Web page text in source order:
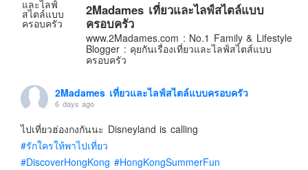
ไต้หวัน
อเมริกา
บทความครอบครัว
Beauty Review
2Madames เที่ยวและไลฟ์สไตล์แบบ
ครอบครัว
www.2Madames.com : No.1 Family & Lifestyle
Blogger : คุยกันเรื่องเที่ยวและไลฟ์สไตส์แบบ
ครอบครัว
2Madames เที่ยวและไลฟ์สไตล์แบบครอบครัว
6 days ago
ไปเที่ยวฮ่องกงกันนะ Disneyland is calling
#รักใครให้พาไปเที่ยว
#DiscoverHongKong #HongKongSummerFun